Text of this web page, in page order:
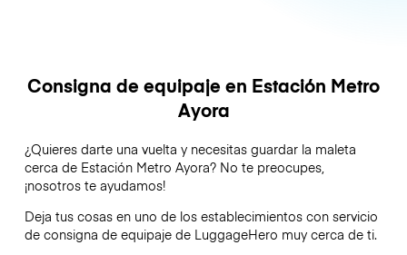
Consigna de equipaje en Estación Metro
Ayora
¿Quieres darte una vuelta y necesitas guardar la maleta
cerca de Estación Metro Ayora? No te preocupes,
¡nosotros te ayudamos!
Deja tus cosas en uno de los establecimientos con servicio
de consigna de equipaje de LuggageHero muy cerca de ti.